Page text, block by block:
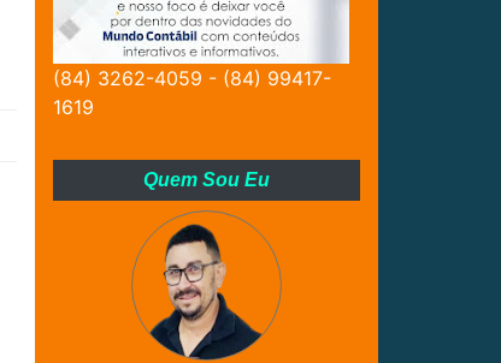
(84) 3262-4059 - (84) 99417-
1619
Quem Sou Eu